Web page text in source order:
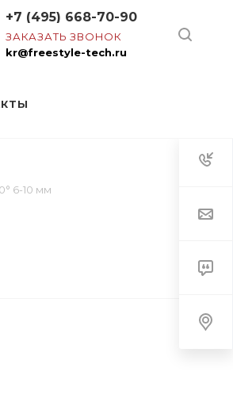
+7 (495) 668-70-90
ЗАКАЗАТЬ ЗВОНОК
kr@freestyle-tech.ru
6-10 мм